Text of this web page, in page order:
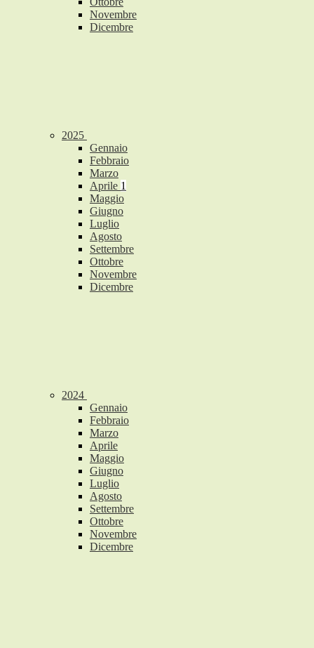
Novembre
Dicembre
2025
Gennaio
Febbraio
Marzo
Aprile 1
Maggio
Giugno
Luglio
Agosto
Settembre
Ottobre
Novembre
Dicembre
2024
Gennaio
Febbraio
Marzo
Aprile
Maggio
Giugno
Luglio
Agosto
Settembre
Ottobre
Novembre
Dicembre